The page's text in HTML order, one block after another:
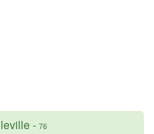
- 76